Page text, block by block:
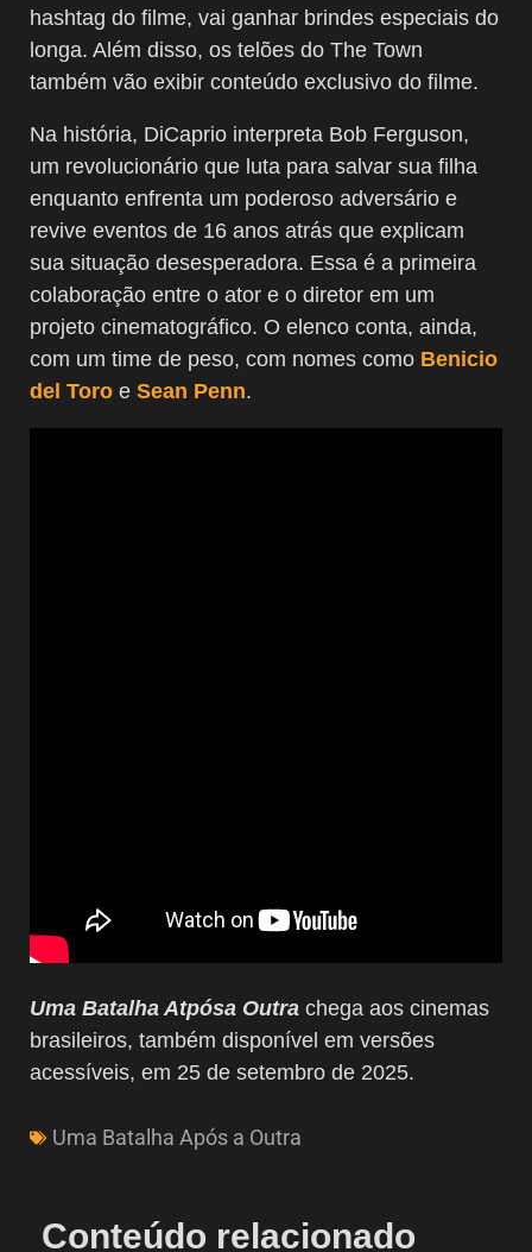
hashtag do filme, vai ganhar brindes especiais do
longa. Além disso, os telões do The Town
também vão exibir conteúdo exclusivo do filme.
Na história, DiCaprio interpreta Bob Ferguson,
um revolucionário que luta para salvar sua filha
enquanto enfrenta um poderoso adversário e
revive eventos de 16 anos atrás que explicam
sua situação desesperadora. Essa é a primeira
colaboração entre o ator e o diretor em um
projeto cinematográfico. O elenco conta, ainda,
com um time de peso, com nomes como Benicio
del Toro e Sean Penn.
Uma Batalha Atpósa Outra chega aos cinemas
brasileiros, também disponível em versões
acessíveis, em 25 de setembro de 2025.
Uma Batalha Após a Outra
Conteúdo relacionado